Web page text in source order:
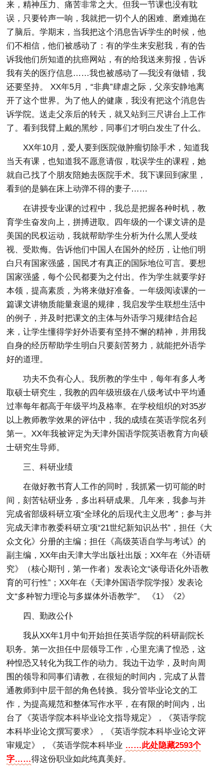
来，精神压力、痛苦非常之大。但我一节课也没有耽
误，只要铃声一响，我就把一切个人的困难、磨难抛在
了脑后。学期末，当我把这个消息告诉学生的时候，他
们不相信，他们被感动了：有的学生来安慰我，有的告
诉我他们所知道的抗癌网站，有的给我送来剪报，告诉
我有关的医疗信息……我也被感动了—我没有做错，我
还要坚持。 XX年5月，“非典”肆虐之际，父亲安静地离
开了这个世界。为了他人的健康，我没有把这个消息告
诉学院。送走父亲后的转天，就又站到三尺讲台上工作
了。看到我臂上戴的黑纱，同事们才明白发生了什么。
XX年10月，爱人要到医院做肿瘤切除手术，知道我
当天有课，也知道我不愿意请假，耽误学生的课程，她
就自己找了个朋友陪她去医院手术。我下课回到家里，
看到的是躺在床上动弹不得的妻子……
在讲授专业课的过程中，我总是把握各种时机，教
育学生奋发向上，拼搏进取。四年级的一个课文讲的是
美国的民权运动，我就帮助学生分析为什么黑人受歧
视、受欺侮。告诉他们中国人在国外的经历，让他们明
白只有国家强盛，国民才有真正的国际地位可言。要想
国家强盛，每个公民都要为之付出。作为学生就要学好
本领，提高素质，为将来做好准备。一年级阅读课的一
篇课文讲物质能量衰退的规律，我启发学生联想生活中
的例子，并及时把课文的主体与外语学习规律结合起
来，让学生懂得学好外语要有坚持不懈的精神，并用我
自身的经历帮助学生明白只要刻苦努力，就能把外语学
好的道理。
功夫不负有心人。我所教的学生中，每年有多人考
取硕士研究生，我教的四年级班级在八级考试中平均通
过率每年都高于年级平均及格率。在学校组织的对35岁
以上教师教学效果的评估中，我的成绩在英语学院名列
第一。XX年我被评定为天津外国语学院英语教育方向硕
士研究生导师。
三、科研业绩
在做好教书育人工作的同时，我抓紧一切可能的时
间，刻苦钻研业务，多出科研成果。几年来，我参与并
完成省部级科研立项“全球化的后现代主义思考”；参与并
完成天津市教委科研立项“21世纪新知识丛书”，担任《大
众文化》分册的主编；担任《高级英语自学与考试》的
副主编，XX年由天津大学出版社出版；XX年在《外语研
究》（核心期刊，第一作者）发表论文“谈母语化外语教
育的可行性”；XX年在《天津外国语学院学报》发表论
文“多种智力理论与多媒体外语教学”。 《1》《2》
四、勤政公仆
我从XX年1月中旬开始担任英语学院的科研副院长
职务。第一次担任中层领导工作，心里充满了惶恐，这
种惶恐又转化为我工作的动力。我边干边学，及时向周
围的领导和同事们请教，在很短的时间内，完成了从普
通教师到中层干部的角色转换。我分管毕业论文的工
作，为提高规范和整体写作水平，在有限的时间内，出
台了《英语学院本科毕业论文指导规定》，《英语学院
本科毕业论文撰写要求》，《英语学院本科毕业论文评
审规定》，《英语学院本科毕业 ……此处隐藏2593个
字……得这份职业如此纯真美好。